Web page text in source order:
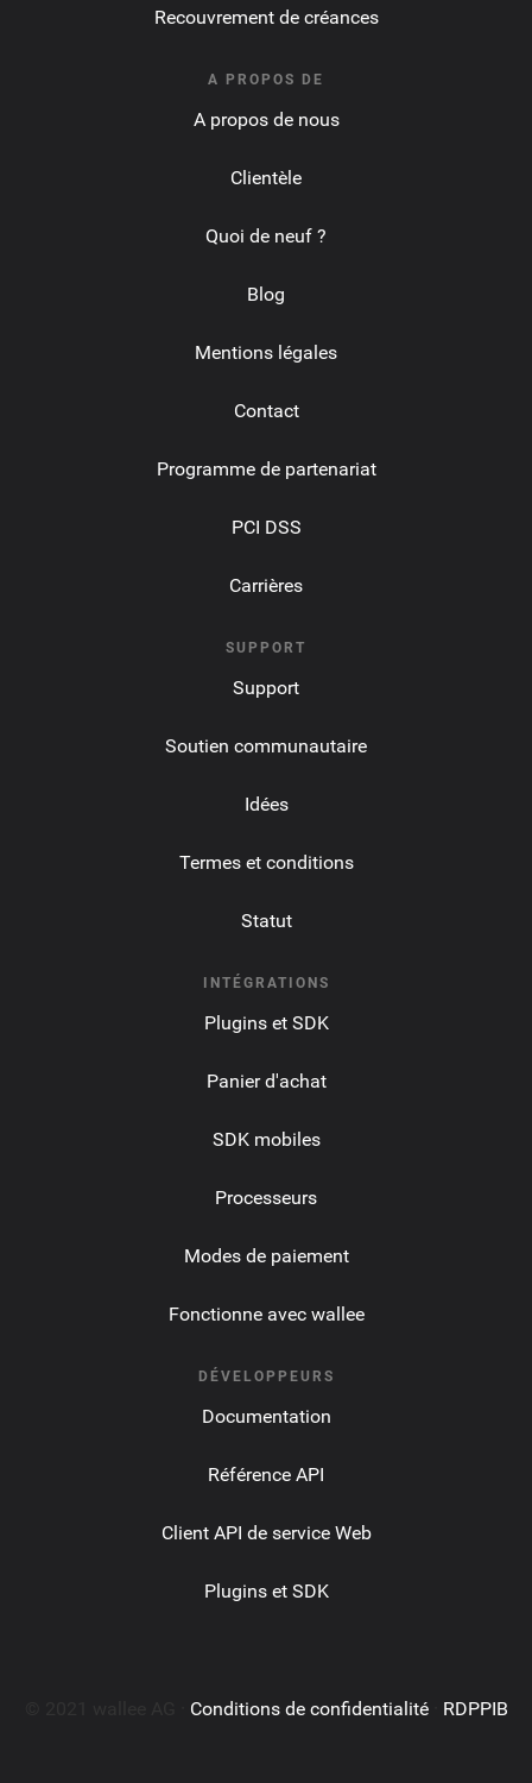
Recouvrement de créances
A PROPOS DE
A propos de nous
Clientèle
Quoi de neuf ?
Blog
Mentions légales
Contact
Programme de partenariat
PCI DSS
Carrières
SUPPORT
Support
Soutien communautaire
Idées
Termes et conditions
Statut
INTÉGRATIONS
Plugins et SDK
Panier d'achat
SDK mobiles
Processeurs
Modes de paiement
Fonctionne avec wallee
DÉVELOPPEURS
Documentation
Référence API
Client API de service Web
Plugins et SDK
Conditions de confidentialité· RDPPIB